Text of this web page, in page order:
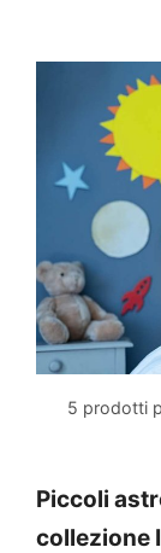
5 prodotti
Piccoli
collezione